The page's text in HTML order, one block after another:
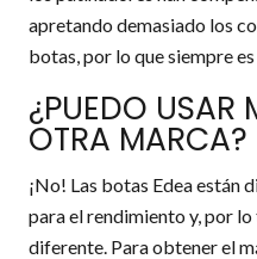
apretando demasiado los
botas, por lo que siempre
¿PUEDO USAR
OTRA MARCA?
¡No! Las botas Edea están
para el rendimiento y, por
diferente. Para obtener el